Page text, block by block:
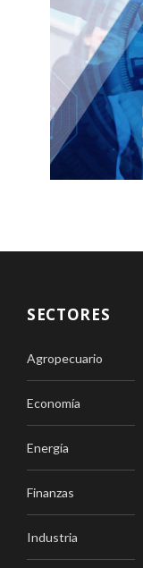
SECTORES
Agropecuario
Economía
Energía
Finanzas
Industria